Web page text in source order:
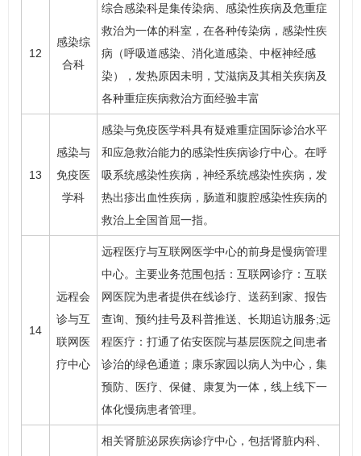
12
感染综
合科
综合感染科是集传染病、感染性疾病及危重症
救治为一体的科室，在各种传染病，感染性疾
病（呼吸道感染、消化道感染、中枢神经感
染），发热原因未明， 艾滋病及其相关疾病及
各种重症疾病救治方面经验丰富
13
感染与
免疫医
学科
感染与免疫医学科具有疑难重症国际诊治水平
和应急救治能力的感染性疾病诊疗中心。在呼
吸系统感染性疾病，神经系统感染性疾病，发
热出疹出血性疾病，肠道和腹腔感染性疾病的
救治上全国首屈一指。
14
远程会
诊与互
联网医
疗中心
远程医疗与互联网医学中心的前身是慢病管理
中心。主要业务范围包括：互联网诊疗：互联
网医院为患者提供在线诊疗、送药到家、报告
查询、预约挂号及科普推送、长期追访服务;远
程医疗：打通了佑安医院与基层医院之间患者
诊治的绿色通道；康乐家园以病人为中心，集
预防、医疗、保健、康复为一体，线上线下一
体化慢病患者管理。
相关肾脏泌尿疾病诊疗中心，包括肾脏内科、